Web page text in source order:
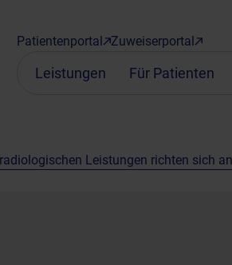
Patientenportal Zuweiserportal
Leistungen Für Patienten
Leistungen richten sich